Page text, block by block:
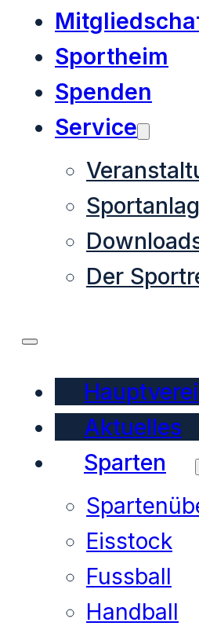
Sportheim
Spenden
Service
Der
Aktuelles
Sparten
Eisstock
Fussball
Handball